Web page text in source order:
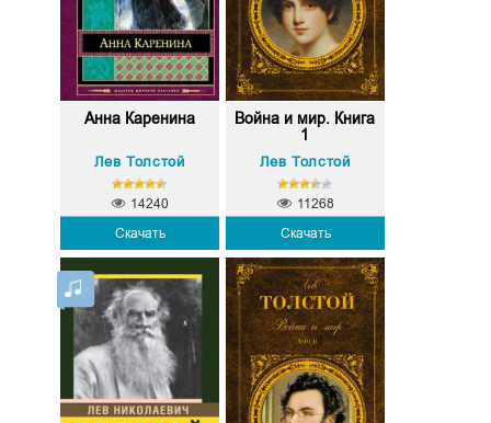
Анна Каренина
Лев Толстой
Скачать
14240
Война и мир. Книга
1
Лев Толстой
Скачать
11268